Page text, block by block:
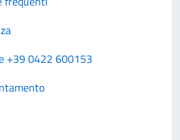
+39 0422 600153